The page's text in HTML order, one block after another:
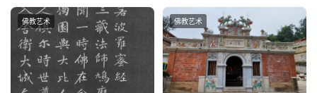
佛教艺术 佛教艺术